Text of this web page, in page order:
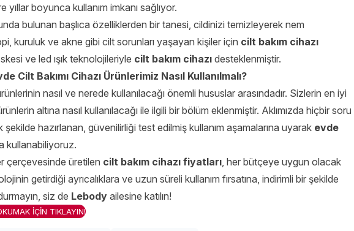
yıllar boyunca kullanım imkanı sağlıyor.
bulunan başlıca özelliklerden bir tanesi, cildinizi temizleyerek nem
kuruluk ve akne gibi cilt sorunları yaşayan kişiler için cilt bakım cihazı
ve led ışık teknolojileriyle cilt bakım cihazı desteklenmiştir.
Cilt Bakımı Cihazı Ürünlerimiz Nasıl Kullanılmalı?
nasıl ve nerede kullanılacağı önemli hususlar arasındadır. Sizlerin en iyi
altına nasıl kullanılacağı ile ilgili bir bölüm eklenmiştir. Aklımızda hiçbir soru
hazırlanan, güvenilirliği test edilmiş kullanım aşamalarına uyarak evde
kullanabiliyoruz.
çerçevesinde üretilen cilt bakım cihazı fiyatları, her bütçeye uygun olacak
getirdiği ayrıcalıklara ve uzun süreli kullanım fırsatına, indirimli bir şekilde
siz de Lebody ailesine katılın!
İÇİN TIKLAYIN!